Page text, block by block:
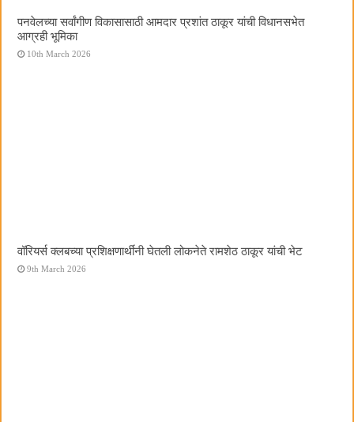
पनवेलच्या सर्वांगीण विकासासाठी आमदार प्रशांत ठाकूर यांची विधानसभेत
आग्रही भूमिका
10th March 2026
वॉरियर्स क्लबच्या प्रशिक्षणार्थींनी घेतली लोकनेते रामशेठ ठाकूर यांची भेट
9th March 2026